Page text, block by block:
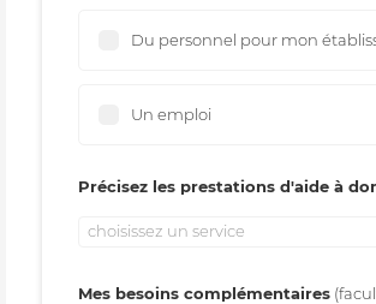
Du personnel pour mon
Un emploi
Précisez les prestations d'aide à
choisissez un service
Mes besoins complémentaires